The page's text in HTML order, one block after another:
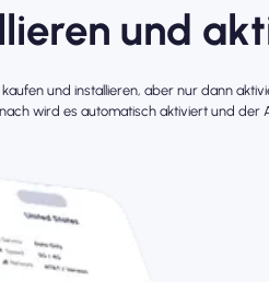
und
und installieren, aber nur dann
wird es automatisch aktiviert und der